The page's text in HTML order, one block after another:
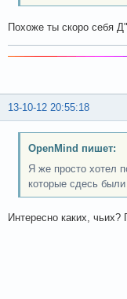
Похоже ты скоро себя
13-10-12 20:55:18
OpenMind пишет:
Я же просто хотел
которые сдесь
Интересно каких, чьих?